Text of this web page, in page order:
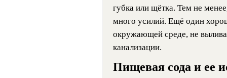
губка или щётка. Тем не
много усилий. Ещё один
окружающей среде, не
канализации.
Пищевая сода и ее